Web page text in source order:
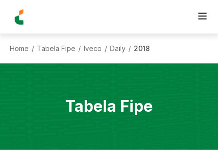
Home / Tabela Fipe / Iveco / Daily / 2018
Tabela Fipe